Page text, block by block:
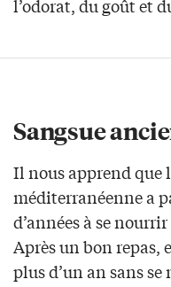
l’odorat, du goût et
Sangsue
Il nous apprend que
méditerranéenne a
d’années à se
Après un bon repas,
plus d’un an sans se